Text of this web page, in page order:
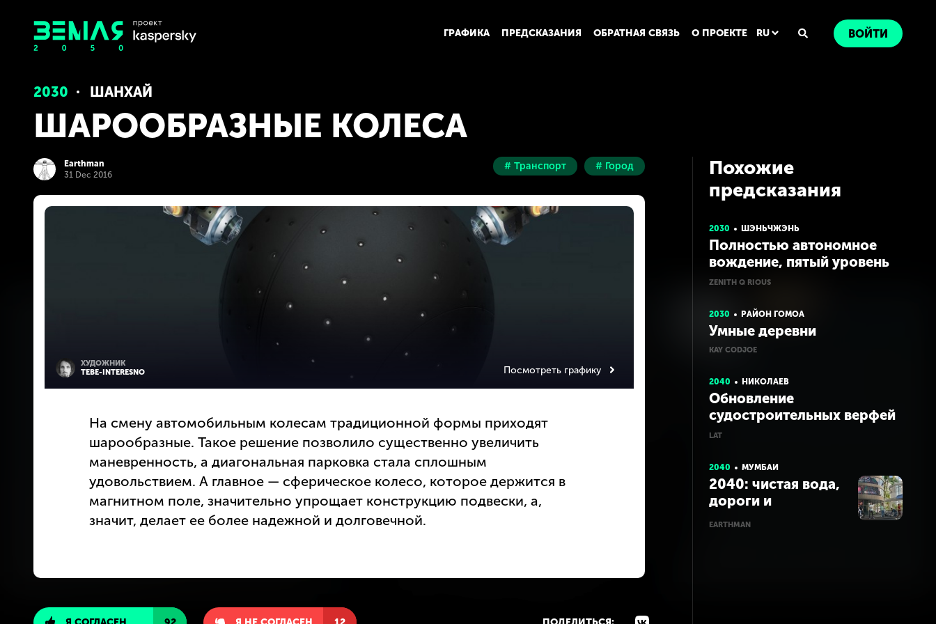
ГРАФИКА ПРЕДСКАЗАНИЯ ОБРАТНАЯ СВЯЗЬ О ПРОЕКТЕ RU ВОЙТИ
2030 ШАНХАЙ
ШАРООБРАЗНЫЕ КОЛЕСА
Earthman
31 Dec 2016
# Транспорт # Город
ХУДОЖНИК
TEBE-INTERESNO
Посмотреть графику
На смену автомобильным колесам традиционной формы приходят
шарообразные. Такое решение позволило существенно увеличить
маневренность, а диагональная парковка стала сплошным
удовольствием. А главное — сферическое колесо, которое держится в
магнитном поле, значительно упрощает конструкцию подвески, а,
значит, делает ее более надежной и долговечной.
Похожие
предсказания
2030 ШЭНЬЧЖЭНЬ
Полностью автономное
вождение, пятый уровень
автономности
ZENITH Q RIOUS
2030 РАЙОН ГОМОА
Умные деревни
KAY CODJOE
2040 НИКОЛАЕВ
Обновление
судостроительных верфей
Николаева
LAT
2040 МУМБАИ
2040: чистая вода,
дороги и
небоскребы
EARTHMAN